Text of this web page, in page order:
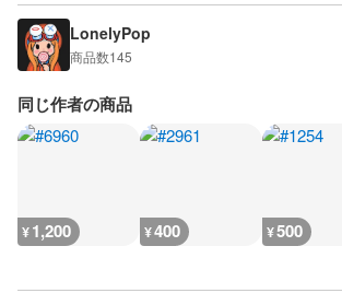
LonelyPop
商品数145
同じ作者の商品
¥1,200 ¥400 ¥500